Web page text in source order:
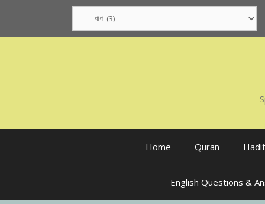
content
Home Quran
English Questions &